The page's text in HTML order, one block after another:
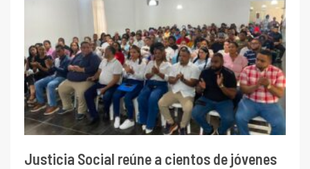
Justicia Social reúne a cientos de jóvenes